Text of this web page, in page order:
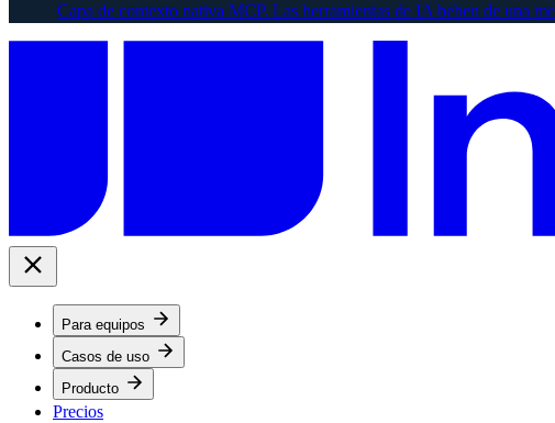
Capa de contexto nativa MCP. Las herramientas de IA beben de una
Para equipos
Casos de uso
Producto
Precios